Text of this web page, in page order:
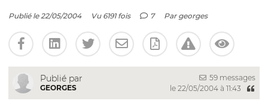
Publié le 22/05/2004 Vu 6191 fois 7 Par georges
Publié par
GEORGES
59 messages
le 22/05/2004 à 11:43